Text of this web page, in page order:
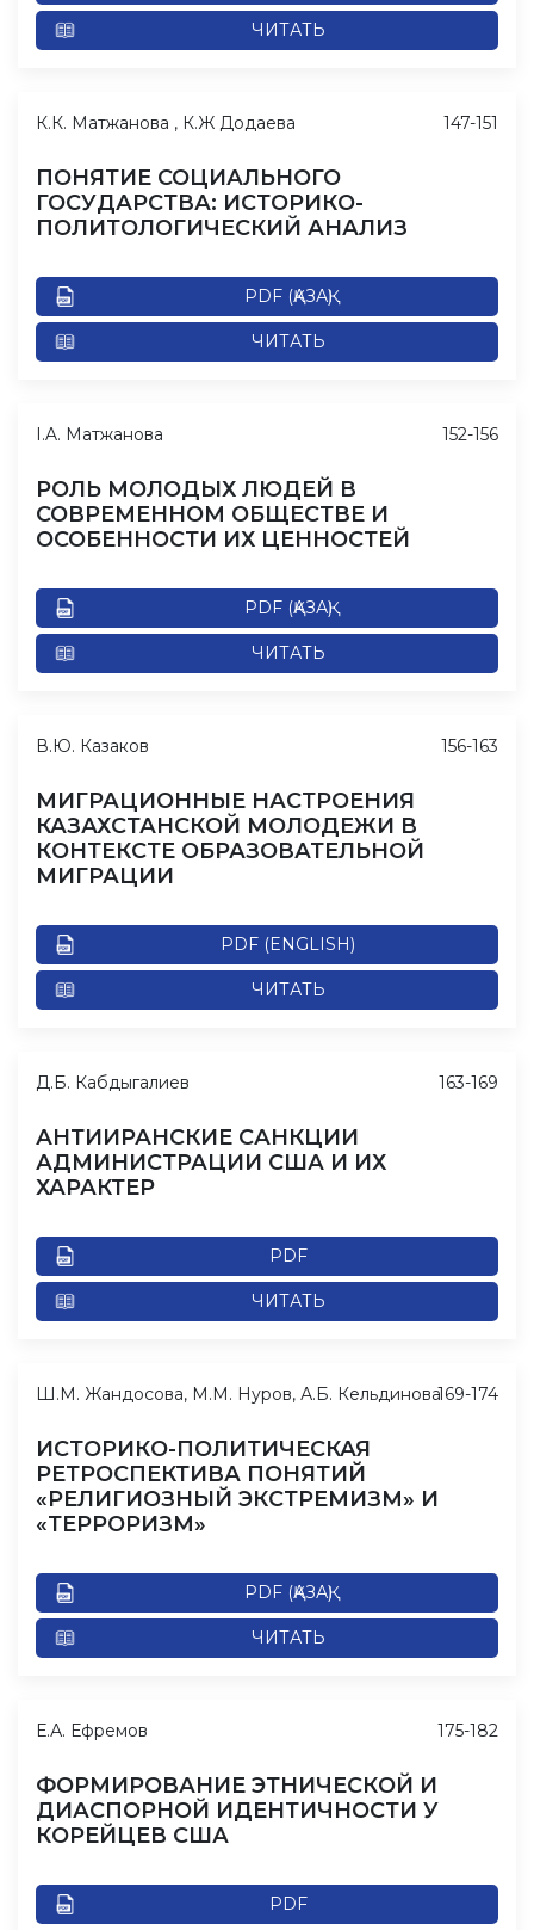
ЧИТАТЬ
К.К. Матжанова , К.Ж Додаева
ПОНЯТИЕ СОЦИАЛЬНОГО
ГОСУДАРСТВА: ИСТОРИКО-
ПОЛИТОЛОГИЧЕСКИЙ АНАЛИЗ
PDF (ҚАЗАҚ)
ЧИТАТЬ
147-151
I.A. Матжанова
РОЛЬ МОЛОДЫХ ЛЮДЕЙ В
СОВРЕМЕННОМ ОБЩЕСТВЕ И
ОСОБЕННОСТИ ИХ ЦЕННОСТЕЙ
PDF (ҚАЗАҚ)
ЧИТАТЬ
152-156
В.Ю. Казаков
МИГРАЦИОННЫЕ НАСТРОЕНИЯ
КАЗАХСТАНСКОЙ МОЛОДЕЖИ В
КОНТЕКСТЕ ОБРАЗОВАТЕЛЬНОЙ
МИГРАЦИИ
PDF (ENGLISH)
ЧИТАТЬ
156-163
Д.Б. Кабдыгалиев
АНТИИРАНСКИЕ САНКЦИИ
АДМИНИСТРАЦИИ США И ИХ
ХАРАКТЕР
PDF
ЧИТАТЬ
163-169
Ш.М. Жандосова, М.М. Нуров, А.Б. Кельдинова
ИСТОРИКО-ПОЛИТИЧЕСКАЯ
РЕТРОСПЕКТИВА ПОНЯТИЙ
«РЕЛИГИОЗНЫЙ ЭКСТРЕМИЗМ» И
«ТЕРРОРИЗМ»
PDF (ҚАЗАҚ)
ЧИТАТЬ
169-174
Е.А. Ефремов
ФОРМИРОВАНИЕ ЭТНИЧЕСКОЙ И
ДИАСПОРНОЙ ИДЕНТИЧНОСТИ У
КОРЕЙЦЕВ США
PDF
175-182